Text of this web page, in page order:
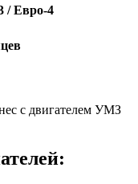
/ Евро-4
с двигателем УМЗ